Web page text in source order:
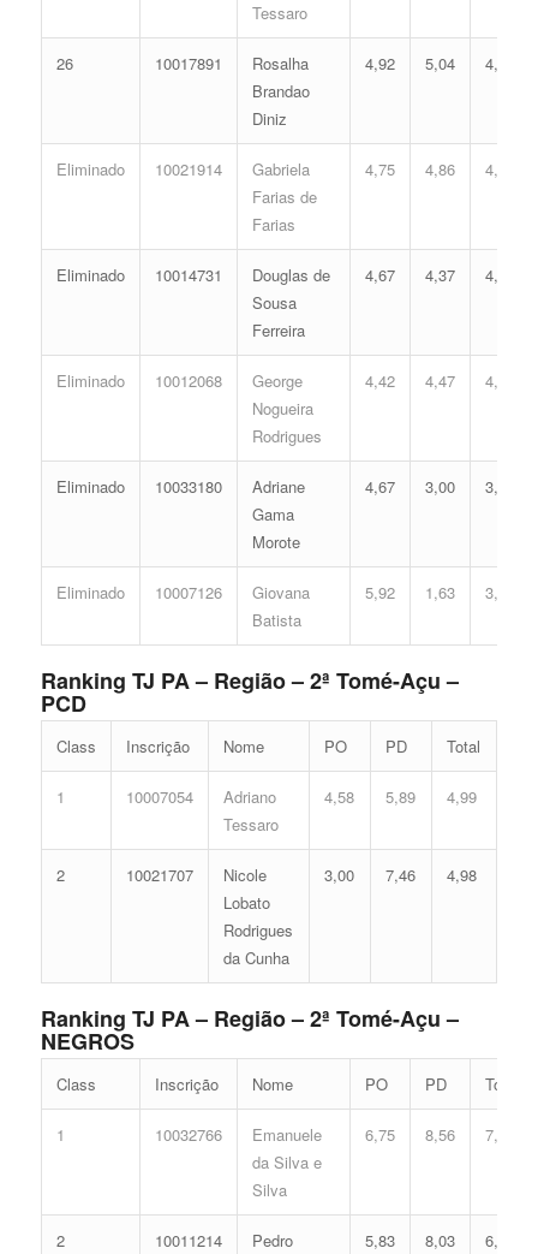
Tessaro
26 10017891
Rosalha
Brandao
Diniz
4,92 5,04 4,74
Eliminado 10021914
Gabriela
Farias de
Farias
4,75 4,86 4,58
Eliminado 10014731
Douglas de
Sousa
Ferreira
4,67 4,37 4,30
Eliminado 10012068
George
Nogueira
Rodrigues
4,42 4,47 4,23
Eliminado 10033180
Adriane
Gama
Morote
4,67 3,00 3,65
Eliminado 10007126
Giovana
Batista
5,92 1,63 3,60
Ranking TJ PA – Região – 2ª Tomé-Açu –
PCD
Class Inscrição Nome PO PD Total
1 10007054
Adriano
Tessaro
4,58 5,89 4,99
2 10021707
Nicole
Lobato
Rodrigues
da Cunha
3,00 7,46 4,98
Ranking TJ PA – Região – 2ª Tomé-Açu –
NEGROS
Class Inscrição Nome PO PD Total
1 10032766
Emanuele
da Silva e
Silva
6,75 8,56 7,29
2 10011214
Pedro
5,83 8,03 6,60